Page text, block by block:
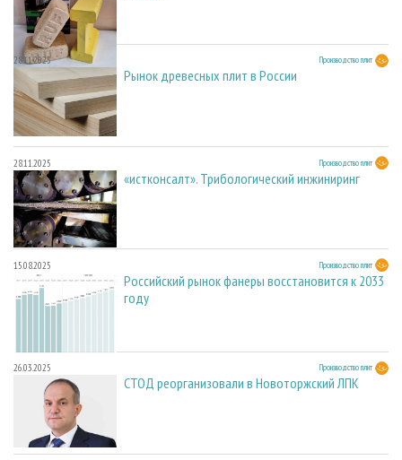
28.11.2025 Производство плит
Рынок древесных плит в России
28.11.2025 Производство плит
«истконсалт». Трибологический инжиниринг
15.08.2025 Производство плит
Российский рынок фанеры восстановится к 2033
году
26.03.2025 Производство плит
СТОД реорганизовали в Новоторжский ЛПК